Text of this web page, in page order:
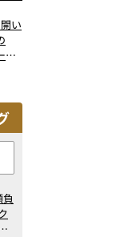
い
バ